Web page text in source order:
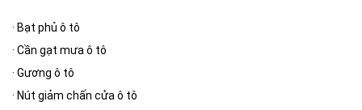
· Bạt phủ ô tô
· Cần gạt mưa ô tô
· Gương ô tô
· Nút giảm chấn cửa ô tô